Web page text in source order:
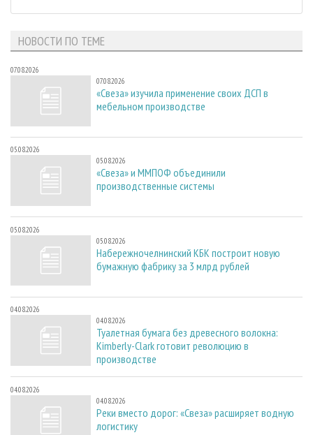
НОВОСТИ ПО ТЕМЕ
07.08.2026
07.08.2026
«Свеза» изучила применение своих ДСП в
мебельном производстве
05.08.2026
05.08.2026
«Свеза» и ММПОФ объединили
производственные системы
05.08.2026
05.08.2026
Набережночелнинский КБК построит новую
бумажную фабрику за 3 млрд рублей
04.08.2026
04.08.2026
Туалетная бумага без древесного волокна:
Kimberly-Clark готовит революцию в
производстве
04.08.2026
04.08.2026
Реки вместо дорог: «Свеза» расширяет водную
логистику